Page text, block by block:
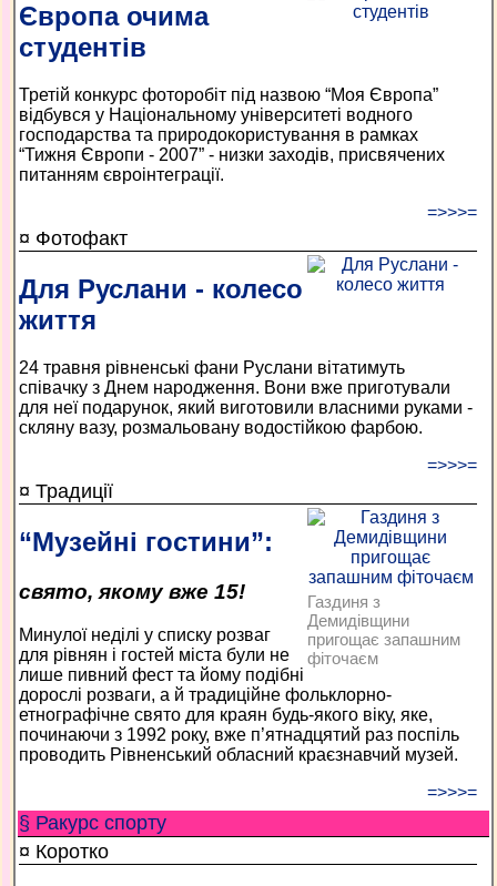
Європа очима
студентів
Третій конкурс фоторобіт під назвою “Моя Європа”
відбувся у Національному університеті водного
господарства та природокористування в рамках
“Тижня Європи - 2007” - низки заходів, присвячених
питанням євроінтеграції.
=>>>=
¤ Фотофакт
Для Руслани - колесо
життя
24 травня рівненські фани Руслани вітатимуть
співачку з Днем народження. Вони вже приготували
для неї подарунок, який виготовили власними руками -
скляну вазу, розмальовану водостійкою фарбою.
=>>>=
¤ Традиції
Газдиня з
Демидівщини
пригощає запашним
фіточаєм
“Музейні гостини”:
свято, якому вже 15!
Минулої неділі у списку розваг
для рівнян і гостей міста були не
лише пивний фест та йому подібні
дорослі розваги, а й традиційне фольклорно-
етнографічне свято для краян будь-якого віку, яке,
починаючи з 1992 року, вже п’ятнадцятий раз поспіль
проводить Рівненський обласний краєзнавчий музей.
=>>>=
§ Ракурс спорту
¤ Коротко